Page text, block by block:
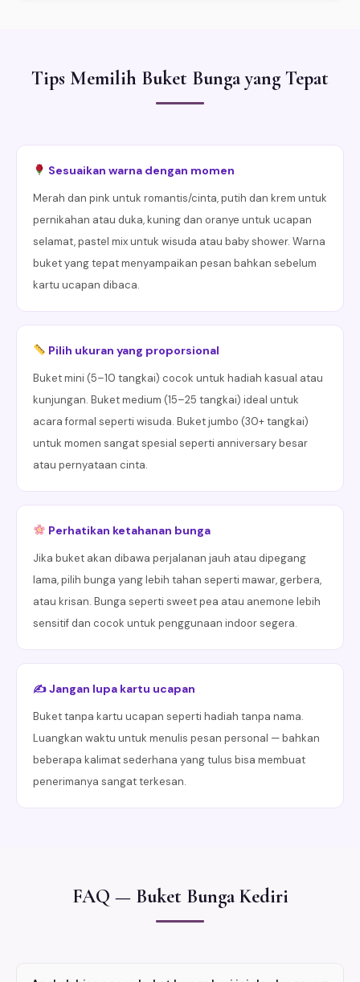
Tips Memilih Buket Bunga yang Tepat
Sesuaikan warna dengan momen
Merah dan pink untuk romantis/cinta, putih dan krem untuk
pernikahan atau duka, kuning dan oranye untuk ucapan
selamat, pastel mix untuk wisuda atau baby shower. Warna
buket yang tepat menyampaikan pesan bahkan sebelum
kartu ucapan dibaca.
Pilih ukuran yang proporsional
Buket mini (5–10 tangkai) cocok untuk hadiah kasual atau
kunjungan. Buket medium (15–25 tangkai) ideal untuk
acara formal seperti wisuda. Buket jumbo (30+ tangkai)
untuk momen sangat spesial seperti anniversary besar
atau pernyataan cinta.
Perhatikan ketahanan bunga
Jika buket akan dibawa perjalanan jauh atau dipegang
lama, pilih bunga yang lebih tahan seperti mawar, gerbera,
atau krisan. Bunga seperti sweet pea atau anemone lebih
sensitif dan cocok untuk penggunaan indoor segera.
✍️ Jangan lupa kartu ucapan
Buket tanpa kartu ucapan seperti hadiah tanpa nama.
Luangkan waktu untuk menulis pesan personal — bahkan
beberapa kalimat sederhana yang tulus bisa membuat
penerimanya sangat terkesan.
FAQ — Buket Bunga Kediri